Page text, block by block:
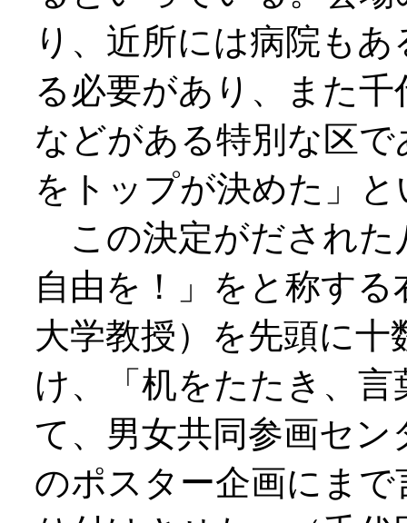
り、近所には病院も
る必要があり、また
などがある特別な区
をトップが決めた」と
この決定がだされた
自由を！」をと称す
大学教授）を先頭に
け、「机をたたき、
て、男女共同参画セ
のポスター企画にま